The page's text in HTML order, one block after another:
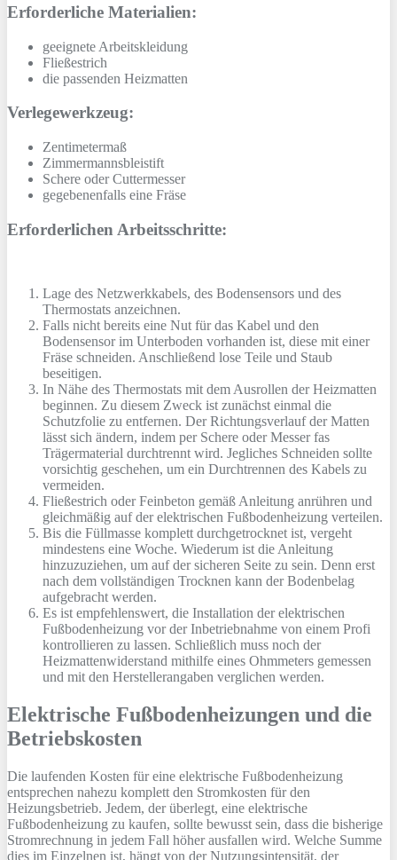
Erforderliche Materialien:
geeignete Arbeitskleidung
Fließestrich
die passenden Heizmatten
Verlegewerkzeug:
Zentimetermaß
Zimmermannsbleistift
Schere oder Cuttermesser
gegebenenfalls eine Fräse
Erforderlichen Arbeitsschritte:
Lage des Netzwerkkabels, des Bodensensors und des
Thermostats anzeichnen.
Falls nicht bereits eine Nut für das Kabel und den
Bodensensor im Unterboden vorhanden ist, diese mit einer
Fräse schneiden. Anschließend lose Teile und Staub
beseitigen.
In Nähe des Thermostats mit dem Ausrollen der Heizmatten
beginnen. Zu diesem Zweck ist zunächst einmal die
Schutzfolie zu entfernen. Der Richtungsverlauf der Matten
lässt sich ändern, indem per Schere oder Messer fas
Trägermaterial durchtrennt wird. Jegliches Schneiden sollte
vorsichtig geschehen, um ein Durchtrennen des Kabels zu
vermeiden.
Fließestrich oder Feinbeton gemäß Anleitung anrühren und
gleichmäßig auf der elektrischen Fußbodenheizung verteilen.
Bis die Füllmasse komplett durchgetrocknet ist, vergeht
mindestens eine Woche. Wiederum ist die Anleitung
hinzuzuziehen, um auf der sicheren Seite zu sein. Denn erst
nach dem vollständigen Trocknen kann der Bodenbelag
aufgebracht werden.
Es ist empfehlenswert, die Installation der elektrischen
Fußbodenheizung vor der Inbetriebnahme von einem Profi
kontrollieren zu lassen. Schließlich muss noch der
Heizmattenwiderstand mithilfe eines Ohmmeters gemessen
und mit den Herstellerangaben verglichen werden.
Elektrische Fußbodenheizungen und die
Betriebskosten
Die laufenden Kosten für eine elektrische Fußbodenheizung
entsprechen nahezu komplett den Stromkosten für den
Heizungsbetrieb. Jedem, der überlegt, eine elektrische
Fußbodenheizung zu kaufen, sollte bewusst sein, dass die bisherige
Stromrechnung in jedem Fall höher ausfallen wird. Welche Summe
dies im Einzelnen ist, hängt von der Nutzungsintensität, der